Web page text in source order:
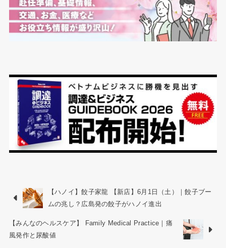
【ハノイ】餃子家龍 【新店】6月1日（土）｜餃子ブー
ムの兆し？広島発の餃子がハノイ進出
【みんなのヘルスケア】 Family Medical Practice｜痛
風発作と尿酸値